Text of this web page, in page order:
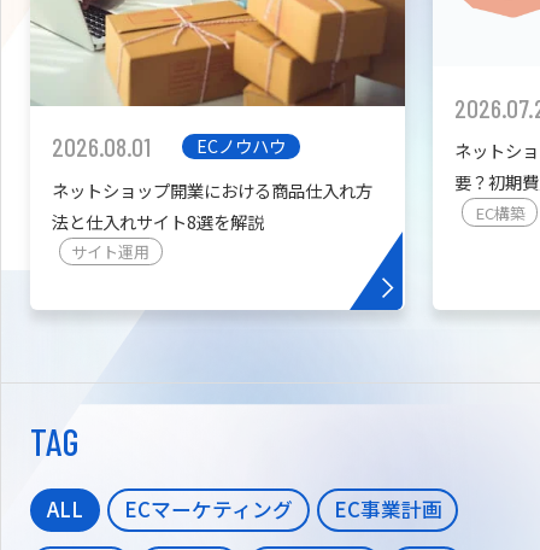
拡張プラグイン一覧
カスタマイズ開発
2026.08.01
ECノウハウ
ネットショップ開業における商品仕入れ方
法と仕入れサイト8選を解説
サイト運用
ネットシ
要？初期
を紹介
EC構築
TAG
ALL ECマーケティング
EC事業計画